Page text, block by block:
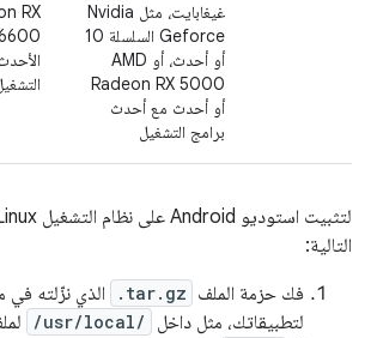
غيغابايت، مثل Nvidia
Geforce السلسلة 10
أو أحدث، أو AMD
Radeon RX 5000
أو أحدث مع أحدث
برامج التشغيل
RX
التالية:
فك حزمة الملف .tar.gz
الذي نزّلته
لتطبيقاتك، مثل داخل
/usr/local/